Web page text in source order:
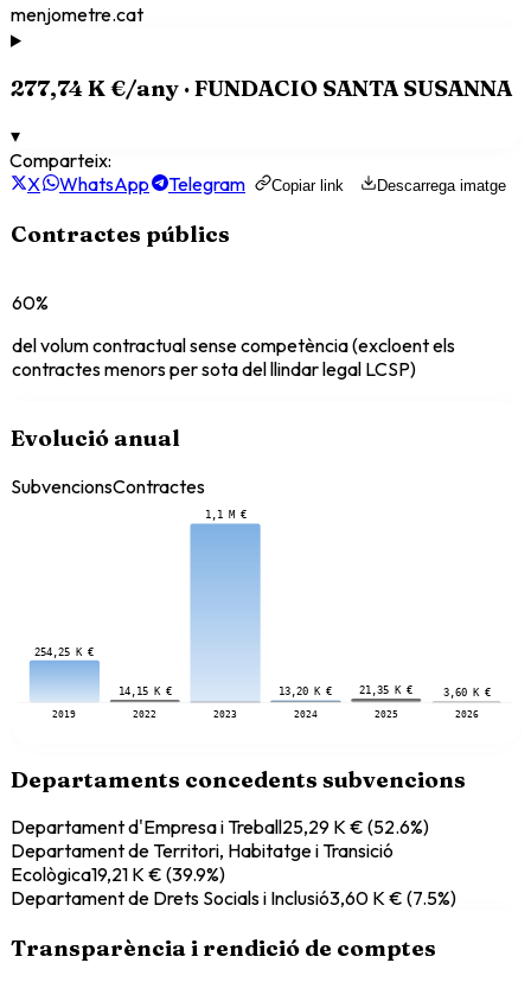
menjometre.cat
277,74 K €/any ·FUNDACIO SANTA SUSANNA
▾
Comparteix:
X
WhatsApp Telegram Copiar link Descarrega imatge
Contractes públics
60%
del volum contractual sense competència (excloent els
contractes menors per sota del llindar legal LCSP)
Evolució anual
SubvencionsContractes
254,25 K €
2019
14,15 K €
2022
1,1 M €
2023
13,20 K €
2024
21,35 K €
2025
3,60 K €
2026
Departaments concedents subvencions
Departament d'Empresa i Treball25,29 K € (52.6%)
Departament de Territori, Habitatge i Transició
Ecològica19,21 K € (39.9%)
Departament de Drets Socials i Inclusió3,60 K € (7.5%)
Transparència i rendició de comptes